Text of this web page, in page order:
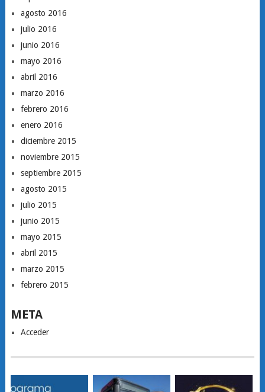
agosto 2016
julio 2016
junio 2016
mayo 2016
abril 2016
marzo 2016
febrero 2016
enero 2016
diciembre 2015
noviembre 2015
septiembre 2015
agosto 2015
julio 2015
junio 2015
mayo 2015
abril 2015
marzo 2015
febrero 2015
META
Acceder